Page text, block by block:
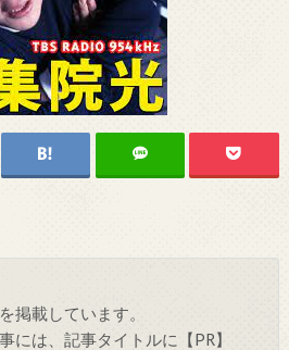
を掲載しています。
には、記事タイトルに【PR】